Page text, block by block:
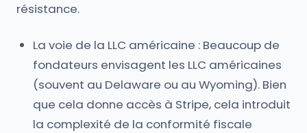
résistance.
La voie de la LLC américaine : Beaucoup de
fondateurs envisagent les LLC américaines
(souvent au Delaware ou au Wyoming). Bien
que cela donne accès à Stripe, cela introduit
la complexité de la conformité fiscale